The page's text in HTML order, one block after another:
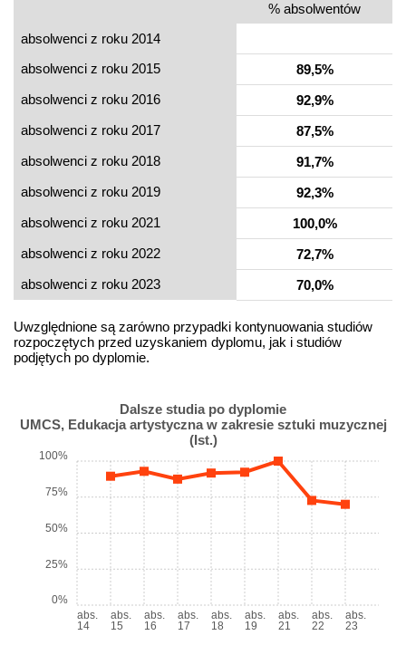
% absolwentów
absolwenci z roku 2014
absolwenci z roku 2015
89,5%
absolwenci z roku 2016
92,9%
absolwenci z roku 2017
87,5%
absolwenci z roku 2018
91,7%
absolwenci z roku 2019
92,3%
absolwenci z roku 2021
100,0%
absolwenci z roku 2022
72,7%
absolwenci z roku 2023
70,0%
Uwzględnione są zarówno przypadki kontynuowania studiów
rozpoczętych przed uzyskaniem dyplomu, jak i studiów
podjętych po dyplomie.
Dalsze studia po dyplomie
UMCS, Edukacja artystyczna w zakresie sztuki muzycznej
(Ist.)
abs.
14
abs.
15
abs.
16
abs.
17
abs.
18
abs.
19
abs.
21
abs.
22
abs.
23
0%
25%
50%
75%
100%